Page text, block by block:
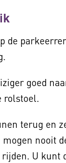
de
goed
rolstoel.
terug en
nooit
U kunt